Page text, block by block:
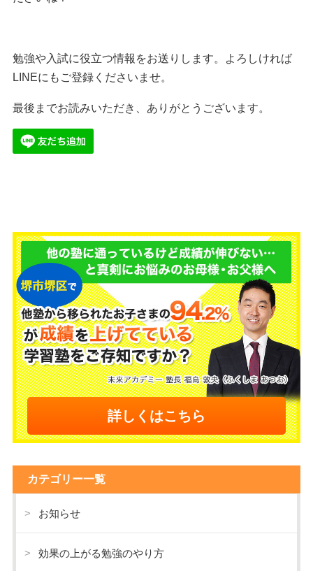
勉強や入試に役立つ情報をお送りします。よろしければ
LINEにもご登録くださいませ。
最後までお読みいただき、ありがとうございます。
詳しくはこちら
カテゴリー一覧
お知らせ
効果の上がる勉強のやり方